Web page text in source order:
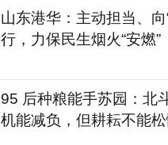
山东港华：主动担当、向
行，力保民生烟火“安燃”
95 后种粮能手苏园：北
机能减负，但耕耘不能